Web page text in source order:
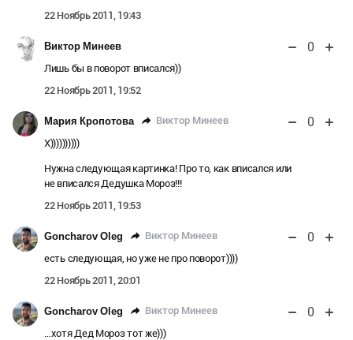
22 Ноябрь 2011, 19:43
Виктор Минеев 0
Лишь бы в поворот вписался))
22 Ноябрь 2011, 19:52
Мария Кропотова Виктор Минеев 0
Х))))))))))
Нужна следующая картинка! Про то, как вписался или
не вписался Дедушка Мороз!!!
22 Ноябрь 2011, 19:53
Goncharov Oleg Виктор Минеев 0
есть следующая, но уже не про поворот))))
22 Ноябрь 2011, 20:01
Goncharov Oleg Виктор Минеев 0
…хотя Дед Мороз тот же)))